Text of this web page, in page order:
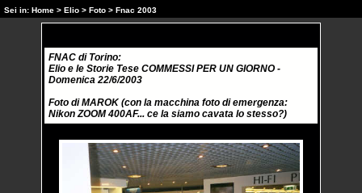
Sei in: Home > Elio > Foto > Fnac 2003
FNAC di Torino:
Elio e le Storie Tese COMMESSI PER UN GIORNO -
Domenica 22/6/2003
Foto di MAROK (con la macchina foto di emergenza:
Nikon ZOOM 400AF... ce la siamo cavata lo stesso?)